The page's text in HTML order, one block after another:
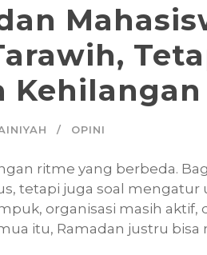
OPINI
ritme yang berbeda.
tetapi juga soal mengatur
organisasi masih aktif,
itu, Ramadan justru bisa